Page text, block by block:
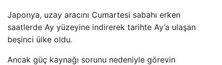
Japonya, uzay aracını Cumartesi sabahı erken
saatlerde Ay yüzeyine indirerek tarihte Ay’a ulaşan
beşinci ülke oldu.
Ancak güç kaynağı sorunu nedeniyle görevin